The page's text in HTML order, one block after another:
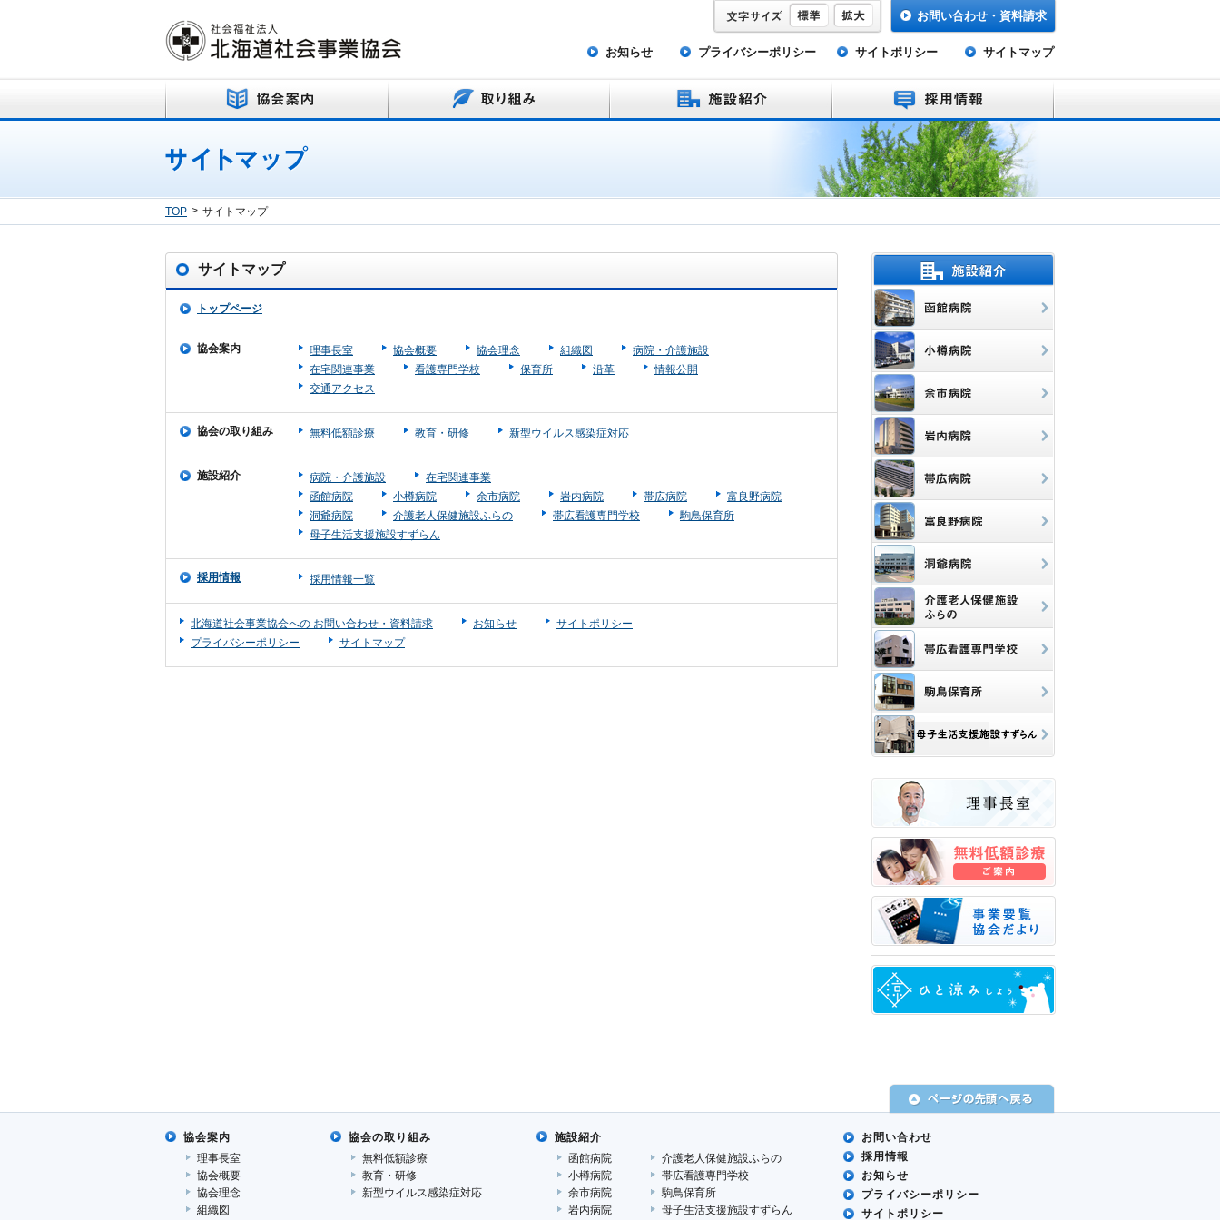
お問い合わせ・資料請求
お知らせ プライバシーポリシー サイトポリシー サイトマップ
TOP > サイトマップ
サイトマップ
トップページ
協会案内 理事長室 協会概要 協会理念 組織図
病院・介護施設
在宅関連事業
看護専門学校 保育所 沿革
情報公開
交通アクセス
協会の取り組み 無料低額診療 教育・研修 新型ウイルス感染症対応
施設紹介 病院・介護施設
在宅関連事業
函館病院
小樽病院 余市病院 岩内病院 帯広病院
富良野病院
洞爺病院
介護老人保健施設ふらの 帯広看護専門学校
駒鳥保育所
⺟⼦⽣活⽀援施設すずらん
採用情報 採用情報一覧
北海道社会事業協会への お問い合わせ・資料請求 お知らせ
サイトポリシー
プライバシーポリシー
サイトマップ
協会案内
理事長室
協会概要
協会理念
組織図
協会の取り組み
無料低額診療
教育・研修
新型ウイルス感染症対応
施設紹介
函館病院
小樽病院
余市病院
岩内病院
介護老人保健施設ふらの
帯広看護専門学校
駒鳥保育所
母子生活支援施設すずらん
お問い合わせ
採用情報
お知らせ
プライバシーポリシー
サイトポリシー